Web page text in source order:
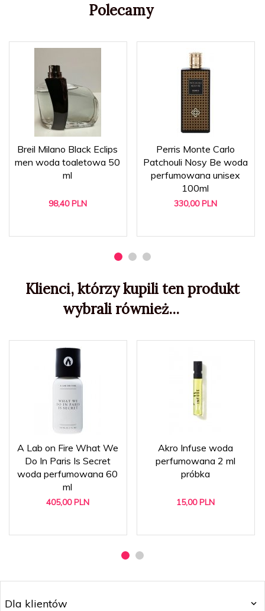
Polecamy
Breil Milano Black Eclips
men woda toaletowa 50
ml
98,40 PLN
Perris Monte Carlo
Patchouli Nosy Be woda
perfumowana unisex
100ml
330,00 PLN
Klienci, którzy kupili ten produkt
wybrali również...
A Lab on Fire What We
Do In Paris Is Secret
woda perfumowana 60
ml
405,00 PLN
Akro Infuse woda
perfumowana 2 ml
próbka
15,00 PLN
Dla klientów